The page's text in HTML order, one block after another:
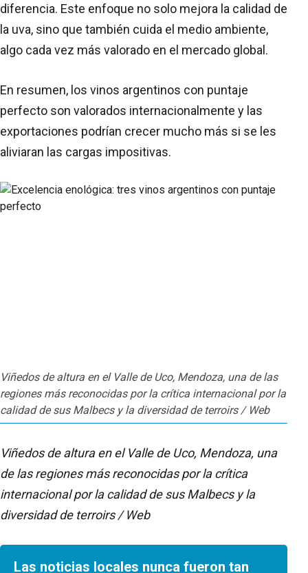
diferencia. Este enfoque no solo mejora la calidad de
la uva, sino que también cuida el medio ambiente,
algo cada vez más valorado en el mercado global.
En resumen, los vinos argentinos con puntaje
perfecto son valorados internacionalmente y las
exportaciones podrían crecer mucho más si se les
aliviaran las cargas impositivas.
Viñedos de altura en el Valle de Uco, Mendoza, una de las
regiones más reconocidas por la crítica internacional por la
calidad de sus Malbecs y la diversidad de terroirs / Web
Viñedos de altura en el Valle de Uco, Mendoza, una
de las regiones más reconocidas por la crítica
internacional por la calidad de sus Malbecs y la
diversidad de terroirs / Web
Las noticias locales nunca fueron tan